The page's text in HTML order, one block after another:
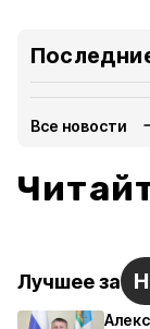
Все новости
Лучшее за